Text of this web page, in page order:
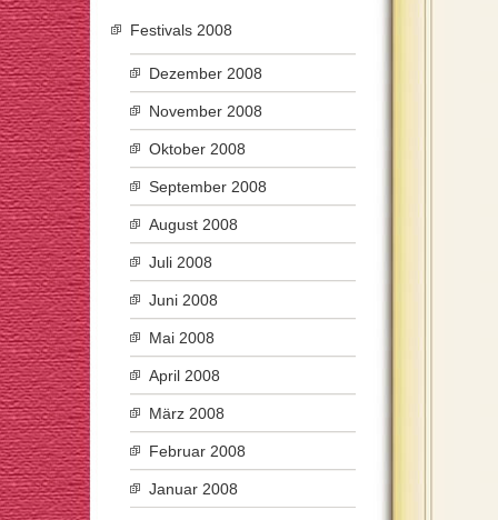
Festivals 2008
Dezember 2008
November 2008
Oktober 2008
September 2008
August 2008
Juli 2008
Juni 2008
Mai 2008
April 2008
März 2008
Februar 2008
Januar 2008